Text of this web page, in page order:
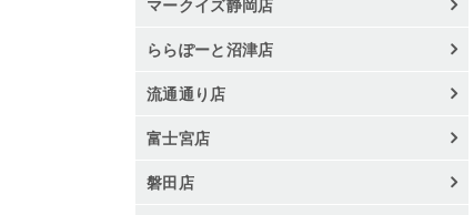
マークイズ静岡店
ららぽーと沼津店
流通通り店
富士宮店
磐田店